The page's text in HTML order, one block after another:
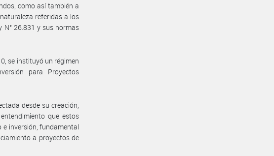
como así también a
referidas a los
N° 26.831 y sus normas
se instituyó un régimen
para Proyectos
desde su creación,
que estos
inversión, fundamental
a proyectos de